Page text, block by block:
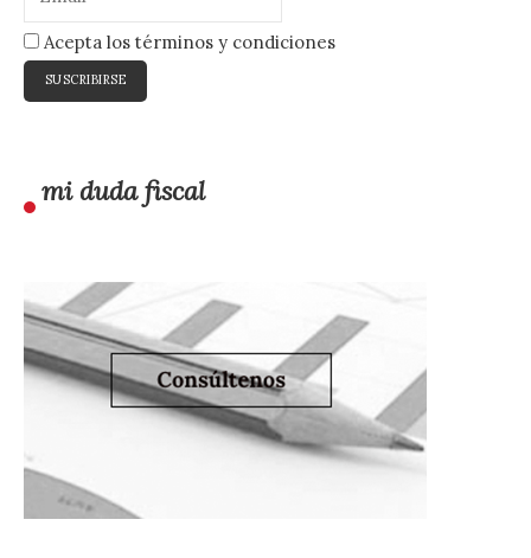
Acepta los términos y condiciones
mi duda fiscal